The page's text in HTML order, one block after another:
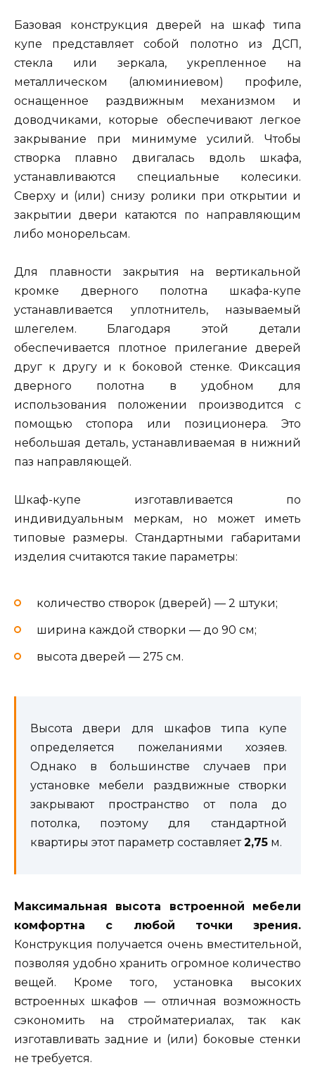
Базовая конструкция дверей на шкаф типа
купе представляет собой полотно из ДСП,
стекла или зеркала, укрепленное на
металлическом (алюминиевом) профиле,
оснащенное раздвижным механизмом и
доводчиками, которые обеспечивают легкое
закрывание при минимуме усилий. Чтобы
створка плавно двигалась вдоль шкафа,
устанавливаются специальные колесики.
Сверху и (или) снизу ролики при открытии и
закрытии двери катаются по направляющим
либо монорельсам.
Для плавности закрытия на вертикальной
кромке дверного полотна шкафа-купе
устанавливается уплотнитель, называемый
шлегелем. Благодаря этой детали
обеспечивается плотное прилегание дверей
друг к другу и к боковой стенке. Фиксация
дверного полотна в удобном для
использования положении производится с
помощью стопора или позиционера. Это
небольшая деталь, устанавливаемая в нижний
паз направляющей.
Шкаф-купе изготавливается по
индивидуальным меркам, но может иметь
типовые размеры. Стандартными габаритами
изделия считаются такие параметры:
количество створок (дверей) — 2 штуки;
ширина каждой створки — до 90 см;
высота дверей — 275 см.
Высота двери для шкафов типа купе
определяется пожеланиями хозяев.
Однако в большинстве случаев при
установке мебели раздвижные створки
закрывают пространство от пола до
потолка, поэтому для стандартной
квартиры этот параметр составляет2,75 м.
Максимальная высота встроенной мебели
комфортна с любой точки зрения.
Конструкция получается очень вместительной,
позволяя удобно хранить огромное количество
вещей. Кроме того, установка высоких
встроенных шкафов — отличная возможность
сэкономить на стройматериалах, так как
изготавливать задние и (или) боковые стенки
не требуется.